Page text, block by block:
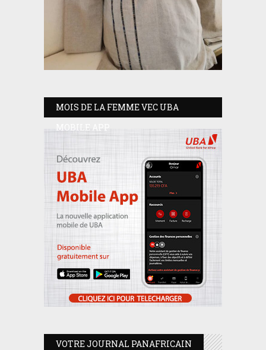
MOIS DE LA FEMME VEC UBA
MOBILE APP
VOTRE JOURNAL PANAFRICAIN